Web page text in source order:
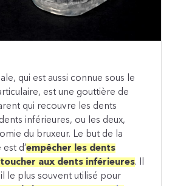
qui est aussi connue sous le
est une gouttière de
qui recouvre les dents
inférieures, ou les deux,
du bruxeur. Le but de la
d’empêcher les dents
aux dents inférieures. Il
le plus souvent utilisé pour